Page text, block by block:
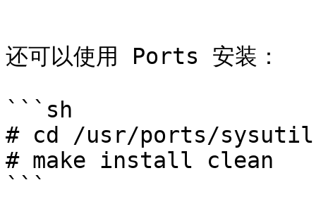
还可以使用 Ports 安装：
```sh
# cd /usr/ports/
# make install clean
```